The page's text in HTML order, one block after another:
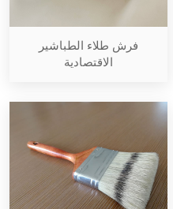
فرش طلاء الطباشير
الاقتصادية